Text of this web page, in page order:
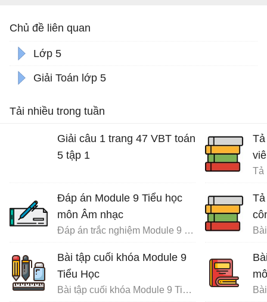
Chủ đề liên quan
Lớp 5
Giải Toán lớp 5
Tải nhiều trong tuần
Giải câu 1 trang 47 VBT toán
5 tập 1
Đáp án Module 9 Tiểu học
môn Âm nhạc
Đáp án trắc nghiệm Module 9 Tiểu học
Bài tập cuối khóa Module 9
Tiểu Học
Bài tập cuối khóa Module 9 Tiểu Học đầy đủ
Tả